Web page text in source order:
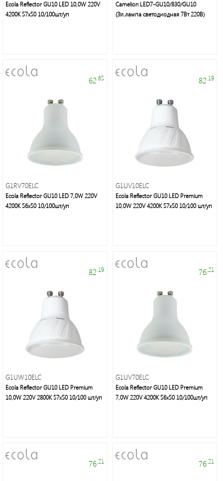
группа
Удлинители
аксессуары
Блоки
питания
светильники
марки
Светодиодная
лента
Ecola Reflector GU10 LED 10,0W 220V
4200K 57x50 10/100шт/уп
Camelion LED7-GU10/830/GU10
(Эл.лампа светодиодная 7Вт 220В)
62 .65
G1RV70ELC
Ecola Reflector GU10 LED 7,0W 220V
4200K 56x50 10/100шт/уп
82 .19
G1UV10ELC
Ecola Reflector GU10 LED Premium
10,0W 220V 4200K 57x50 10/100 шт/уп
82 .19
G1UW10ELC
Ecola Reflector GU10 LED Premium
10,0W 220V 2800K 57x50 10/100 шт/уп
76 .21
G1UV70ELC
Ecola Reflector GU10 LED Premium
7,0W 220V 4200K 56x50 10/100шт/уп
76 .21 76 .21